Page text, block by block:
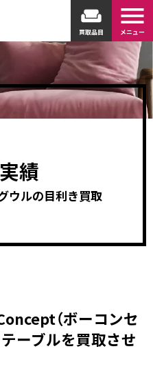
weekend
買取品目
menu
メニュー
績
ウルの目利き買取
（ボーコンセ
ーブルを買取させ